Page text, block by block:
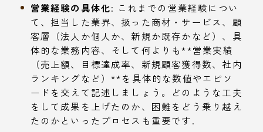
営業経験の具体化: これまでの営業経験につい
て、担当した業界、扱った商材・サービス、顧
客層（法人か個人か、新規か既存かなど）、具
体的な業務内容、そして何よりも**営業実績
（売上額、目標達成率、新規顧客獲得数、社内
ランキングなど）**を具体的な数値やエピソ
ードを交えて記述しましょう。どのような工夫
をして成果を上げたのか、困難をどう乗り越え
たのかといったプロセスも重要です.